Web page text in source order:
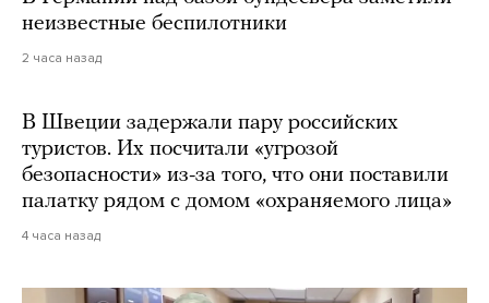
неизвестные беспилотники
2 часа назад
В Швеции задержали пару российских
туристов. Их посчитали «угрозой
безопасности» из-за того, что они поставили
палатку рядом с домом «охраняемого лица»
4 часа назад